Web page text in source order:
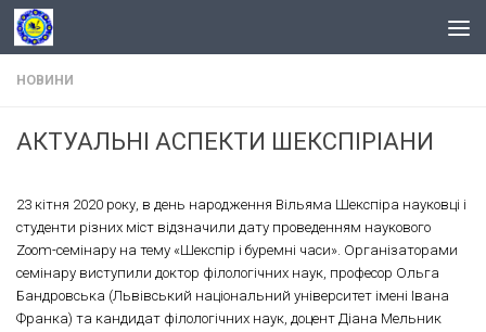
Skip to content
НОВИНИ
АКТУАЛЬНІ АСПЕКТИ ШЕКСПІРІАНИ
23 кітня 2020 року, в день народження Вільяма Шекспіра науковці і
студенти різних міст відзначили дату проведенням наукового
Zoom-семінару на тему «Шекспір і буремні часи». Організаторами
семінару виступили доктор філологічних наук, професор Ольга
Бандровська (Львівський національний університет імені Івана
Франка) та кандидат філологічних наук, доцент Діана Мельник